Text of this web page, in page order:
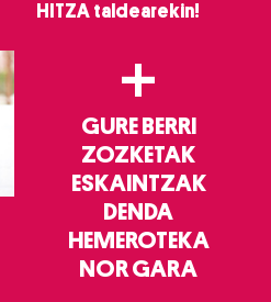
HITZA taldearekin!
+
GURE BERRI
ZOZKETAK
ESKAINTZAK
DENDA
HEMEROTEKA
NOR GARA